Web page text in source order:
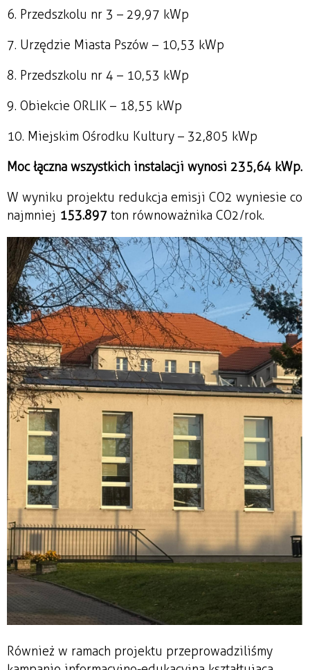
6. Przedszkolu nr 3 – 29,97 kWp
7. Urzędzie Miasta Pszów – 10,53 kWp
8. Przedszkolu nr 4 – 10,53 kWp
9. Obiekcie ORLIK – 18,55 kWp
10. Miejskim Ośrodku Kultury – 32,805 kWp
Moc łączna wszystkich instalacji wynosi 235,64 kWp.
W wyniku projektu redukcja emisji CO2 wyniesie co
najmniej 153.897 ton równoważnika CO2/rok.
Również w ramach projektu przeprowadziliśmy